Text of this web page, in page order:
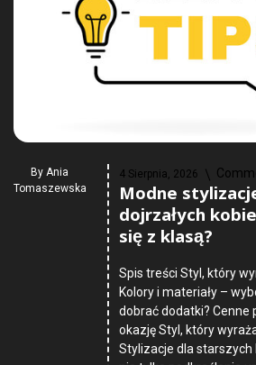
By Ania
Tomaszewska
4 Sierpnia, 2026
Modne
dojrzałych
się z klasą?
Spis treści Styl, który
Kolory i materiały –
dobrać dodatki? Cenne
okazję Styl, który
Stylizacje dla starszych